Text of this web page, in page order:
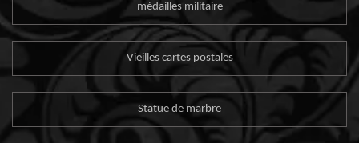
médailles militaire
Vieilles cartes postales
Statue de marbre